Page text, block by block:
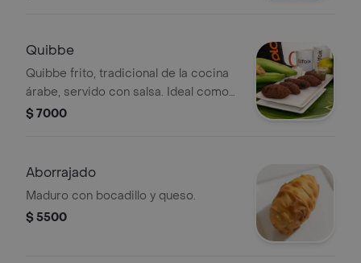
Quibbe
Quibbe frito, tradicional de la cocina
árabe, servido con salsa. Ideal como
entrada.
$ 7000
Aborrajado
Maduro con bocadillo y queso.
$ 5500